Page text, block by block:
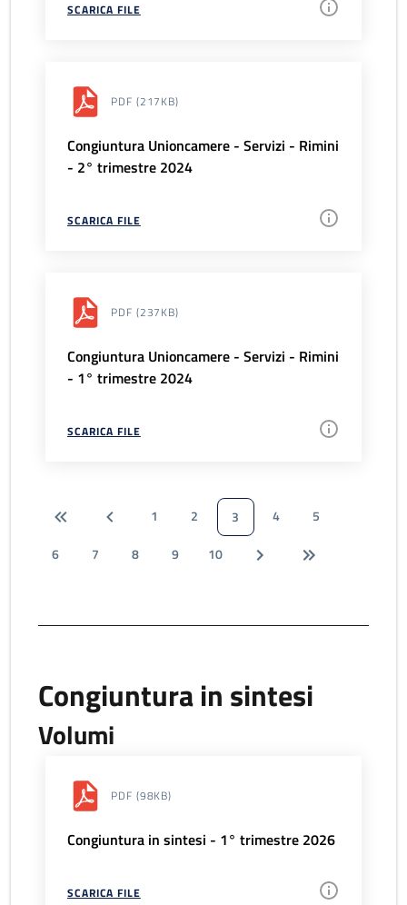
SCARICA FILE
PDF (217KB)
Congiuntura Unioncamere - Servizi - Rimini
- 2° trimestre 2024
SCARICA FILE
PDF (237KB)
Congiuntura Unioncamere - Servizi - Rimini
- 1° trimestre 2024
SCARICA FILE
1 2 3 4
5
6
7 8 9 10
Congiuntura in sintesi
Volumi
PDF (98KB)
Congiuntura in sintesi - 1° trimestre 2026
SCARICA FILE